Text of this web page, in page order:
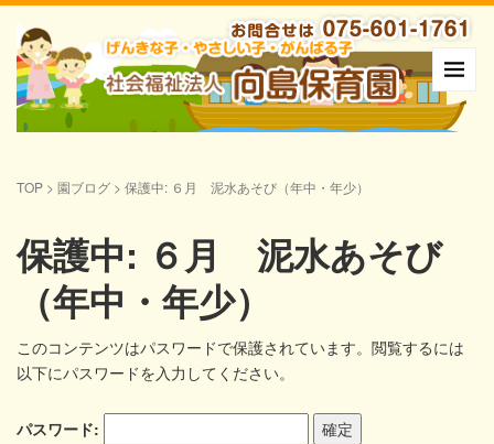
TOP > 園ブログ > 保護中: ６月 泥水あそび（年中・年少）
保護中: ６月 泥水あそび
（年中・年少）
このコンテンツはパスワードで保護されています。閲覧するには
以下にパスワードを入力してください。
パスワード: